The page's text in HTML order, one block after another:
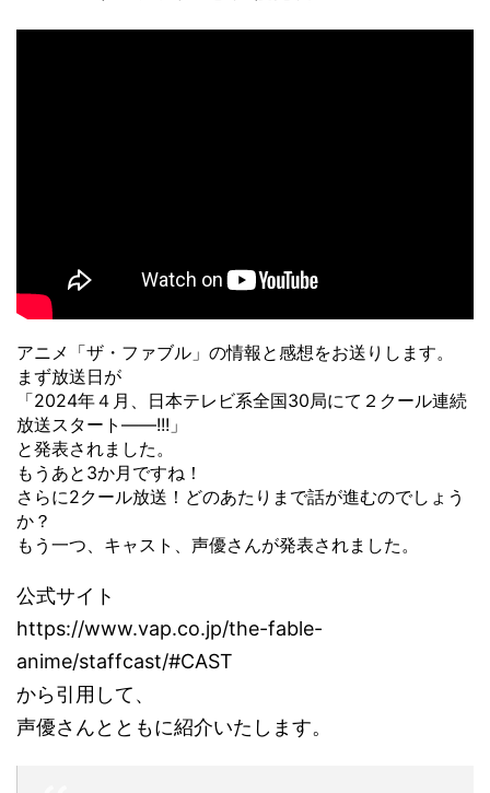
アニメ「ザ・ファブル」の情報と感想をお送りします。
まず放送日が
「2024年４月、日本テレビ系全国30局にて２クール連続
放送スタート――!!!」
と発表されました。
もうあと3か月ですね！
さらに2クール放送！どのあたりまで話が進むのでしょう
か？
もう一つ、キャスト、声優さんが発表されました。
公式サイト
https://www.vap.co.jp/the-fable-
anime/staffcast/#CAST
から引用して、
声優さんとともに紹介いたします。